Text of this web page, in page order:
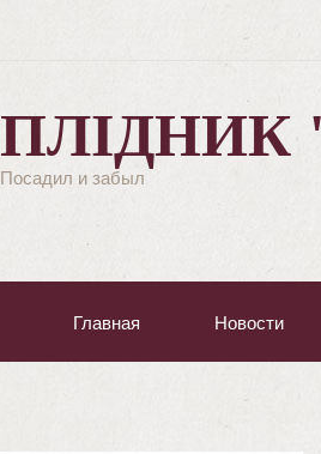
ПЛІДНИК
Посадил и забыл
Главная Новости